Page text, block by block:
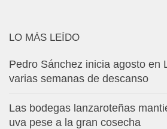
LO MÁS LEÍDO
Pedro Sánchez inicia agosto en
varias semanas de descanso
Las bodegas lanzaroteñas
uva pese a la gran cosecha